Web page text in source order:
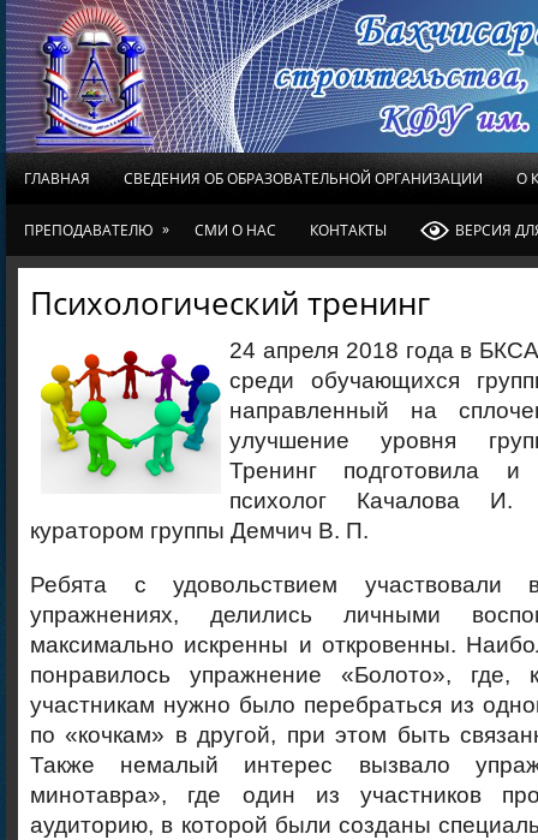
ГЛАВНАЯ СВЕДЕНИЯ ОБ ОБРАЗОВАТЕЛЬНОЙ ОРГАНИЗАЦИИ О
ПРЕПОДАВАТЕЛЮ » СМИ О НАС КОНТАКТЫ ВЕРСИЯ
Психологический тренинг
24 апреля 2018 года в
среди обучающихся
направленный на
улучшение уровня
Тренинг подготовила и
психолог Качалова
куратором группы Демчич В. П.
Ребята с удовольствием участвовали в
упражнениях, делились личными
максимально искренны и откровенны.
понравилось упражнение «Болото», где,
участникам нужно было перебраться из
по «кочкам» в другой, при этом быть
Также немалый интерес вызвало
минотавра», где один из участников
аудиторию, в которой были созданы